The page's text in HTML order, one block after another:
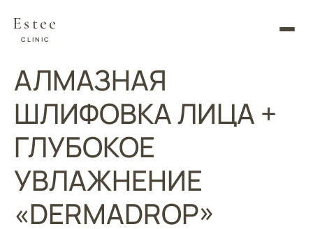
Estee
CLINIC
АЛМАЗНАЯ
ШЛИФОВКА ЛИЦА +
ГЛУБОКОЕ
УВЛАЖНЕНИЕ
«DERMADROP»